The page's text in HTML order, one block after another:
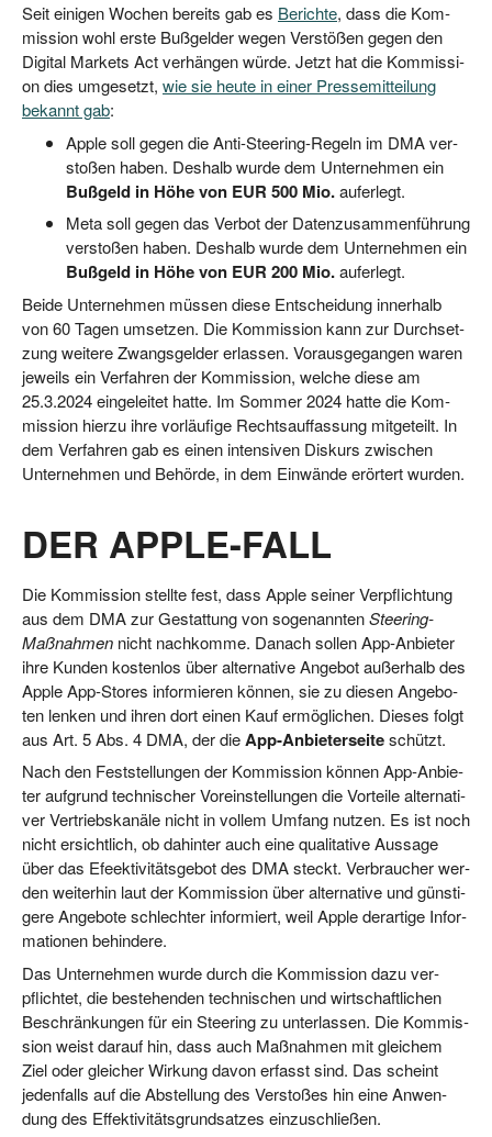
Seit eini­gen Wochen bereits gab es Berich­te, dass die Kom­
mis­si­on wohl ers­te Buß­gel­der wegen Ver­stö­ßen gegen den
Digi­tal Mar­kets Act ver­hän­gen wür­de. Jetzt hat die Kom­mis­si­
on dies umge­setzt, wie sie heu­te in einer Pres­se­mit­tei­lung
bekannt gab:
Apple soll gegen die Anti-Stee­ring-Regeln im DMA ver­
sto­ßen haben. Des­halb wur­de dem Unter­neh­men ein
Buß­geld in Höhe von EUR 500 Mio.auf­er­legt.
Meta soll gegen das Ver­bot der Daten­zu­sam­men­füh­rung
ver­sto­ßen haben. Des­halb wur­de dem Unter­neh­men ein
Buß­geld in Höhe von EUR 200 Mio.auf­er­legt.
Bei­de Unter­neh­men müs­sen die­se Ent­schei­dung inner­halb
von 60 Tagen umset­zen. Die Kom­mis­si­on kann zur Durch­set­
zung wei­te­re Zwangs­gel­der erlas­sen. Vor­aus­ge­gan­gen waren
jeweils ein Ver­fah­ren der Kom­mis­si­on, wel­che die­se am
25.3.2024 ein­ge­lei­tet hat­te. Im Som­mer 2024 hat­te die Kom­
mis­si­on hier­zu ihre vor­läu­fi­ge Rechts­auf­fas­sung mit­ge­teilt. In
dem Ver­fah­ren gab es einen inten­si­ven Dis­kurs zwi­schen
Unter­neh­men und Behör­de, in dem Ein­wän­de erör­tert wurden.
DER APPLE-FALL
Die Kom­mis­si­on stell­te fest, dass Apple sei­ner Ver­pflich­tung
aus dem DMA zur Gestat­tung von soge­nann­tenStee­ring-
Maß­nah­men nicht nach­kom­me. Danach sol­len App-Anbie­ter
ihre Kun­den kos­ten­los über alter­na­ti­ve Ange­bot außer­halb des
Apple App-Stores infor­mie­ren kön­nen, sie zu die­sen Ange­bo­
ten len­ken und ihren dort einen Kauf ermög­li­chen. Die­ses folgt
aus Art. 5 Abs. 4 DMA, der dieApp-Anbie­ter­sei­teschützt.
Nach den Fest­stel­lun­gen der Kom­mis­si­on kön­nen App-Anbie­
ter auf­grund tech­ni­scher Vor­ein­stel­lun­gen die Vor­tei­le alter­na­ti­
ver Ver­triebs­ka­nä­le nicht in vol­lem Umfang nut­zen. Es ist noch
nicht ersicht­lich, ob dahin­ter auch eine qua­li­ta­ti­ve Aus­sa­ge
über das Efeek­ti­vi­täts­ge­bot des DMA steckt. Ver­brau­cher wer­
den wei­ter­hin laut der Kom­mis­si­on über alter­na­ti­ve und güns­ti­
ge­re Ange­bo­te schlech­ter infor­miert, weil Apple der­ar­ti­ge Infor­
ma­tio­nen behindere.
Das Unter­neh­men wur­de durch die Kom­mis­si­on dazu ver­
pflich­tet, die bestehen­den tech­ni­schen und wirt­schaft­li­chen
Beschrän­kun­gen für ein Stee­ring zu unter­las­sen. Die Kom­mis­
si­on weist dar­auf hin, dass auch Maß­nah­men mit glei­chem
Ziel oder glei­cher Wir­kung davon erfasst sind. Das scheint
jeden­falls auf die Abstel­lung des Ver­sto­ßes hin eine Anwen­
dung des Effek­ti­vi­täts­grund­sat­zes einzuschließen.